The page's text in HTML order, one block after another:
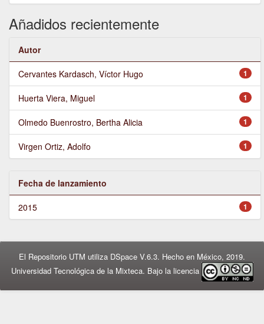
Añadidos recientemente
Autor
1
Cervantes Kardasch, Víctor Hugo
1
Huerta Viera, Miguel
1
Olmedo Buenrostro, Bertha Alicia
1
Virgen Ortiz, Adolfo
Fecha de lanzamiento
1
2015
El Repositorio UTM utiliza DSpace V.6.3. Hecho en México, 2019.
Universidad Tecnológica de la Mixteca. Bajo la licencia